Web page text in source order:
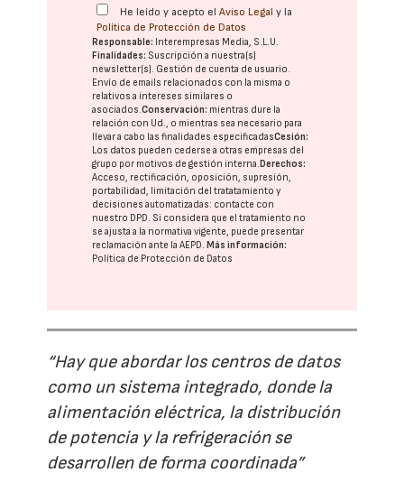
He leído y acepto elAviso Legal y la
Política de Protección de Datos
Responsable: Interempresas Media, S.L.U.
Finalidades: Suscripción a nuestra(s)
newsletter(s). Gestión de cuenta de usuario.
Envío de emails relacionados con la misma o
relativos a intereses similares o
asociados.Conservación: mientras dure la
relación con Ud., o mientras sea necesario para
llevar a cabo las finalidades especificadasCesión:
Los datos pueden cederse a otras empresas del
grupo por motivos de gestión interna. Derechos:
Acceso, rectificación, oposición, supresión,
portabilidad, limitación del tratatamiento y
decisiones automatizadas: contacte con
nuestro DPD. Si considera que el tratamiento no
se ajusta a la normativa vigente, puede presentar
reclamación ante laAEPD. Más información:
Política de Protección de Datos
“Hay que abordar los centros de datos
como un sistema integrado, donde la
alimentación eléctrica, la distribución
de potencia y la refrigeración se
desarrollen de forma coordinada”